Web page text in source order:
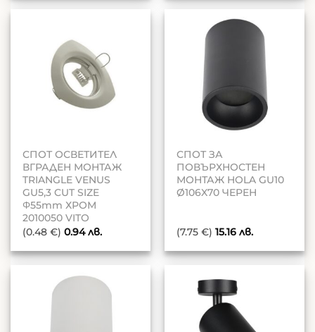
СПОТ ОСВЕТИТЕЛ
ВГРАДЕН МОНТАЖ
TRIANGLE VENUS
GU5,3 CUT SIZE
Φ55mm ХРОМ
2010050 VITO
(0.48 €) 0.94лв.
СПОТ ЗА
ПОВЪРХНОСТЕН
МОНТАЖ HOLA GU10
Ø106X70 ЧЕРЕН
(7.75 €) 15.16лв.